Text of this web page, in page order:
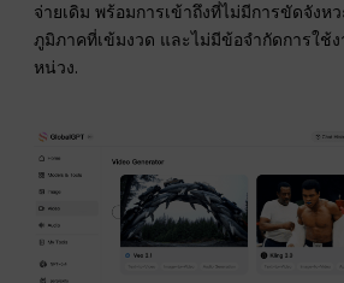
จ่ายเดิม พร้อมการเข้าถึงที่ไม่มีการขัดจังห
ภูมิภาคที่เข้มงวด และไม่มีข้อจำกัดการใช้
หน่วง.